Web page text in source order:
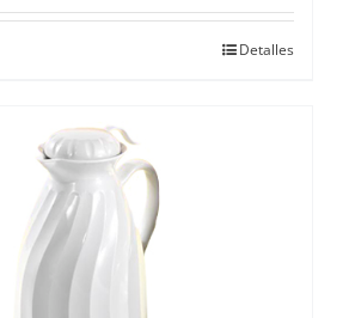
Detalles